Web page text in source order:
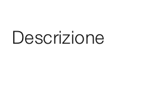
Descrizione